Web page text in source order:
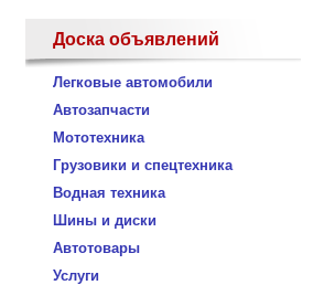
Доска объявлений
Легковые автомобили
Автозапчасти
Мототехника
Грузовики и спецтехника
Водная техника
Шины и диски
Автотовары
Услуги